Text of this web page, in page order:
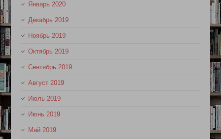
Январь 2020
Декабрь 2019
Ноябрь 2019
Октябрь 2019
Сентябрь 2019
Август 2019
Июль 2019
Июнь 2019
Май 2019